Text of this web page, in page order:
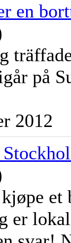
en
på
2012
er